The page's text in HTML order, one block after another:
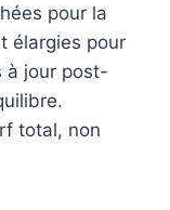
pour la
élargies pour
à jour post-
total, non